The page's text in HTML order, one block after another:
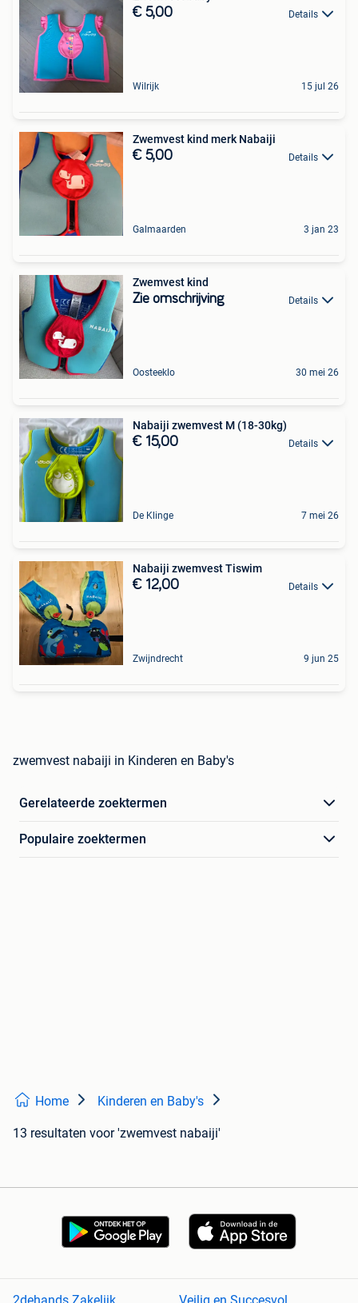
€ 5,00 Details
Wilrijk 15 jul 26
Zwemvest kind merk Nabaiji
€ 5,00 Details
Galmaarden 3 jan 23
Zwemvest kind
Zie omschrijving Details
Oosteeklo 30 mei 26
Nabaiji zwemvest M (18-30kg)
€ 15,00 Details
De Klinge 7 mei 26
Nabaiji zwemvest Tiswim
€ 12,00 Details
Zwijndrecht 9 jun 25
zwemvest nabaiji in Kinderen en Baby's
Gerelateerde zoektermen
Populaire zoektermen
Home Kinderen en Baby's
13 resultaten voor 'zwemvest nabaiji'